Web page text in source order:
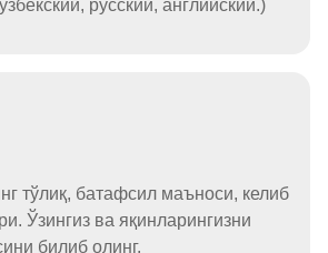
русский, английский.)
тўлиқ, батафсил маъноси, келиб
Ўзингиз ва яқинларингизни
билиб олинг.